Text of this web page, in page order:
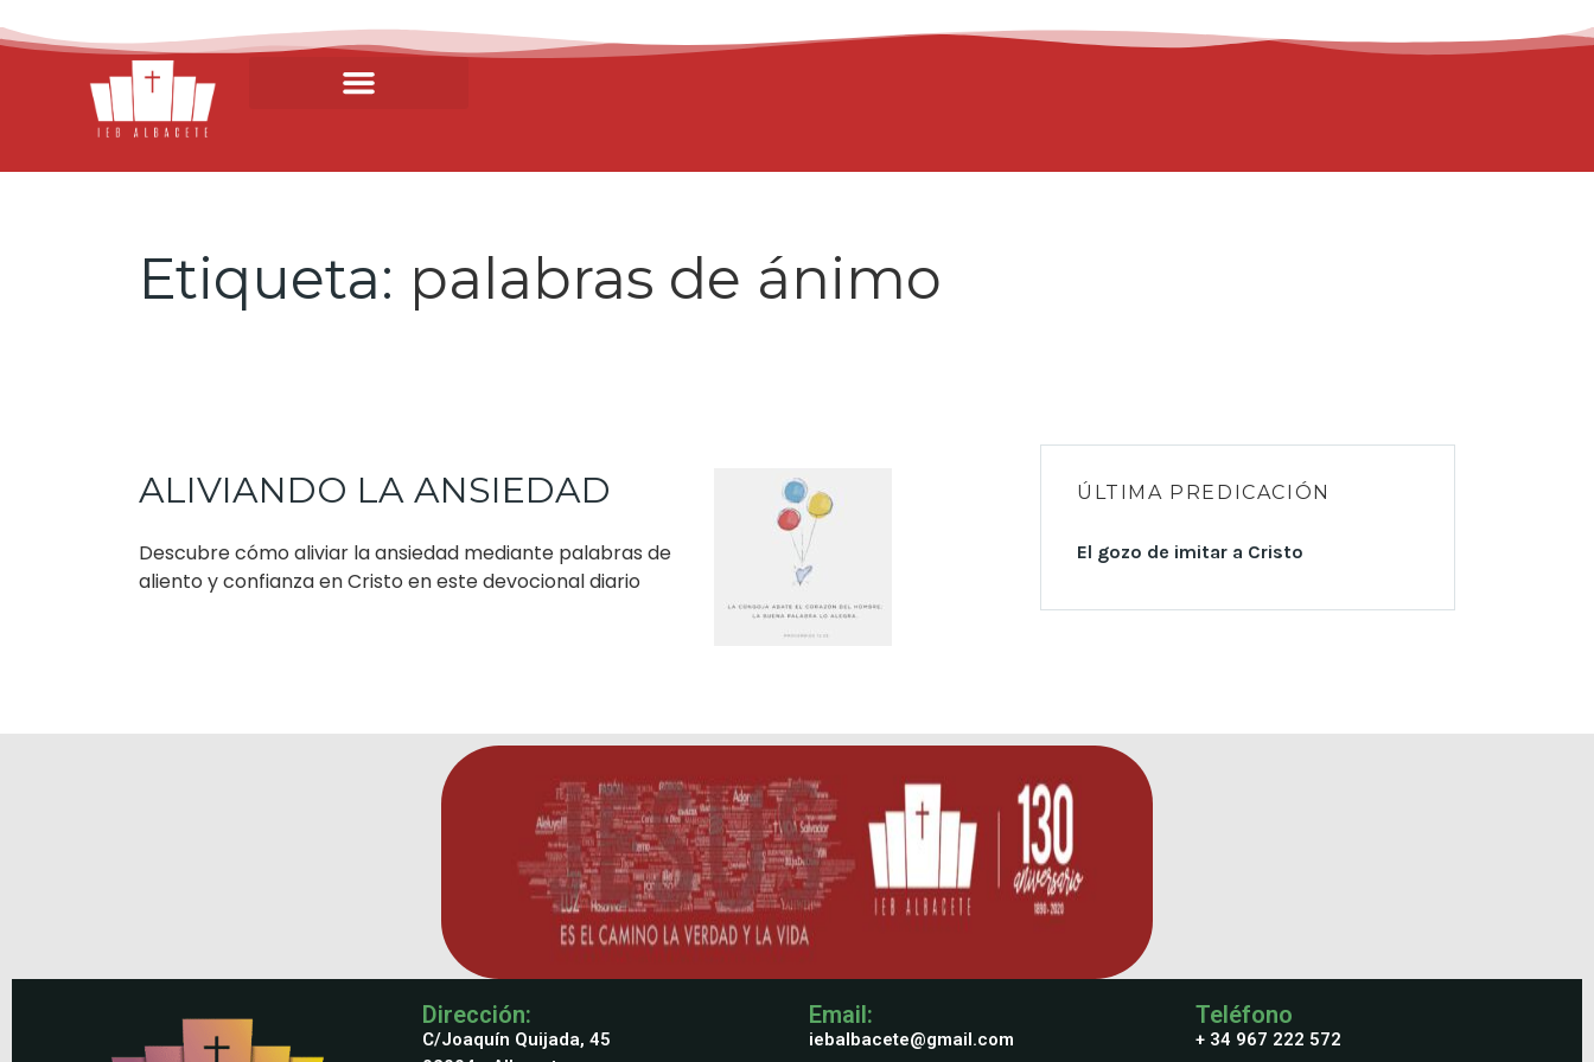
Etiqueta: palabras de ánimo
ALIVIANDO LA ANSIEDAD
Descubre cómo aliviar la ansiedad mediante palabras de
aliento y confianza en Cristo en este devocional diario
ÚLTIMA PREDICACIÓN
El gozo de imitar a Cristo
Dirección:
C/Joaquín Quijada, 45
Email:
iebalbacete@gmail.com
Teléfono
+ 34 967 222 572